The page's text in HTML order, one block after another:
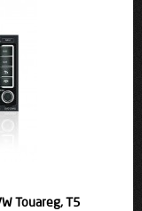
Touareg, T5